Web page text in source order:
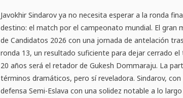
Javokhir Sindarov ya no necesita esperar a la ronda
destino: el match por el campeonato mundial. El gran
de Candidatos 2026 con una jornada de antelación
ronda 13, un resultado suficiente para dejar cerrado
20 años será el retador de Gukesh Dommaraju. La
términos dramáticos, pero sí reveladora. Sindarov,
defensa Semi-Eslava con una solidez notable a lo